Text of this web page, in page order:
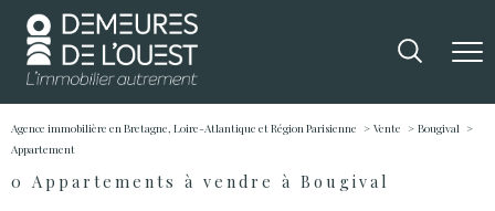
Agence immobilière en Bretagne, Loire-Atlantique et Région Parisienne Vente
Bougival
Appartement
0 Appartements à vendre à Bougival